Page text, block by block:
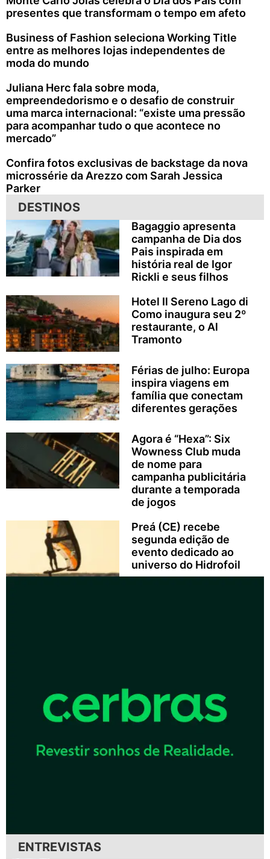
presentes que transformam o tempo em afeto
Business of Fashion seleciona Working Title
entre as melhores lojas independentes de
moda do mundo
Juliana Herc fala sobre moda,
empreendedorismo e o desafio de construir
uma marca internacional: “existe uma pressão
para acompanhar tudo o que acontece no
mercado”
Confira fotos exclusivas de backstage da nova
microssérie da Arezzo com Sarah Jessica
Parker
DESTINOS
Bagaggio apresenta
campanha de Dia dos
Pais inspirada em
história real de Igor
Rickli e seus filhos
Hotel Il Sereno Lago di
Como inaugura seu 2º
restaurante, o Al
Tramonto
Férias de julho: Europa
inspira viagens em
família que conectam
diferentes gerações
Agora é “Hexa”: Six
Wowness Club muda
de nome para
campanha publicitária
durante a temporada
de jogos
Preá (CE) recebe
segunda edição de
evento dedicado ao
universo do Hidrofoil
ENTREVISTAS